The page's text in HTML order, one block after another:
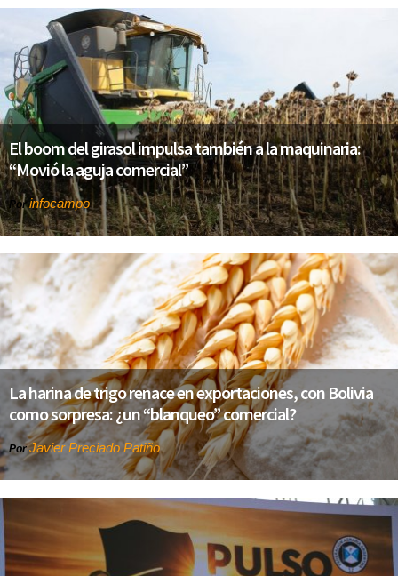
El boom del girasol impulsa también a la maquinaria:
“Movió la aguja comercial”
Por infocampo
La harina de trigo renace en exportaciones, con Bolivia
como sorpresa: ¿un “blanqueo” comercial?
PorJavier Preciado Patiño